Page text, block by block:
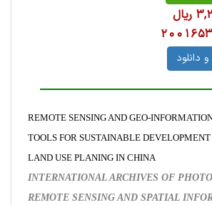
2001653
دانلود
REMOTE SENSING AND GEO-
TOOLS FOR SUSTAINABLE
LAND USE PLANING IN CHINA
INTERNATIONAL ARCHIVES OF
REMOTE SENSING AND SPATIAL